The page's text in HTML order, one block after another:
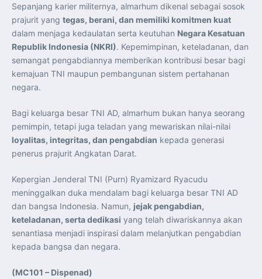
Sepanjang karier militernya, almarhum dikenal sebagai sosok
prajurit yang tegas, berani, dan memiliki komitmen kuat
dalam menjaga kedaulatan serta keutuhan Negara Kesatuan
Republik Indonesia (NKRI). Kepemimpinan, keteladanan, dan
semangat pengabdiannya memberikan kontribusi besar bagi
kemajuan TNI maupun pembangunan sistem pertahanan
negara.
Bagi keluarga besar TNI AD, almarhum bukan hanya seorang
pemimpin, tetapi juga teladan yang mewariskan nilai-nilai
loyalitas, integritas, dan pengabdian kepada generasi
penerus prajurit Angkatan Darat.
Kepergian Jenderal TNI (Purn) Ryamizard Ryacudu
meninggalkan duka mendalam bagi keluarga besar TNI AD
dan bangsa Indonesia. Namun, jejak pengabdian,
keteladanan, serta dedikasi yang telah diwariskannya akan
senantiasa menjadi inspirasi dalam melanjutkan pengabdian
kepada bangsa dan negara.
(MC101 – Dispenad)